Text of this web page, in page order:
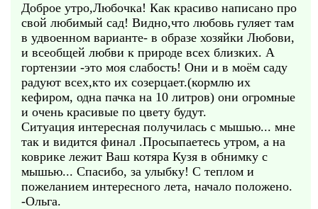
Доброе утро,Любочка! Как красиво написано про
свой любимый сад! Видно,что любовь гуляет там
в удвоенном варианте- в образе хозяйки Любови,
и всеобщей любви к природе всех близких. А
гортензии -это моя слабость! Они и в моём саду
радуют всех,кто их созерцает.(кормлю их
кефиром, одна пачка на 10 литров) они огромные
и очень красивые по цвету будут.
Ситуация интересная получилась с мышью... мне
так и видится финал .Просыпаетесь утром, а на
коврике лежит Ваш котяра Кузя в обнимку с
мышью... Спасибо, за улыбку! С теплом и
пожеланием интересного лета, начало положено.
-Ольга.